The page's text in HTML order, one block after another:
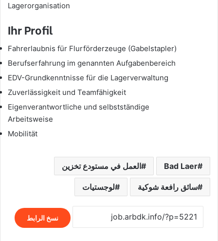
Lagerorganisation
Ihr Profil
Fahrerlaubnis für Flurförderzeuge (Gabelstapler)
Berufserfahrung im genannten Aufgabenbereich
EDV-Grundkenntnisse für die Lagerverwaltung
Zuverlässigkeit und Teamfähigkeit
Eigenverantwortliche und selbstständige
Arbeitsweise
Mobilität
Bad Laer العمل في مستودع تخزين
سائق رافعة شوكية لوجستيات
نسخ الرابط